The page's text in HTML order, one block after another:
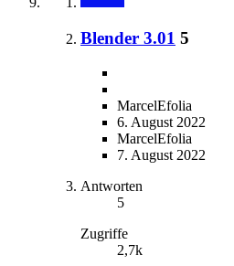
Blender 3.01 5
MarcelEfolia
6. August 2022
MarcelEfolia
7. August 2022
Antworten
5
Zugriffe
2,7k